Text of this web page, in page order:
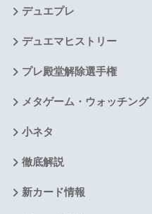
デュエプレ
デュエマヒストリー
プレ殿堂解除選手権
メタゲーム・ウォッチング
小ネタ
徹底解説
新カード情報